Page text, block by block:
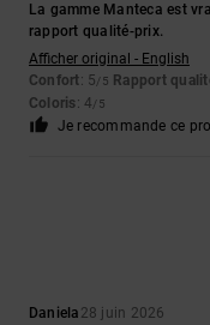
La gamme Manteca est
rapport qualité-prix.
Afficher original - English
Confort: 5/5 Rapport
Coloris: 4/5
Je recommande ce
Daniela 28 juin 2026